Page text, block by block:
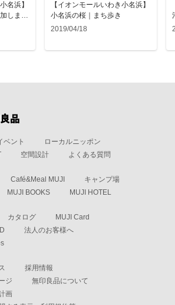
名浜】
しまし
【イオンモールいわき小名浜】
小名浜の桜｜まち歩き
2019/04/18
ベント
ローカルニッポン
空間設計 よくある質問
Café&Meal MUJI
キャンプ場
MUJI BOOKS MUJI HOTEL
カタログ
MUJI Card
法人のお客様へ
採用情報
ジ
無印良品について
画